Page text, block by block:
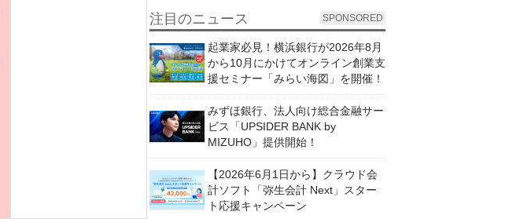
注目のニュース SPONSORED
起業家必見！横浜銀行が2026年8月
から10月にかけてオンライン創業支
援セミナー「みらい海図」を開催！
みずほ銀行、法人向け総合金融サー
ビス「UPSIDER BANK by
MIZUHO」提供開始！
【2026年6月1日から】クラウド会
計ソフト「弥生会計 Next」スター
ト応援キャンペーン